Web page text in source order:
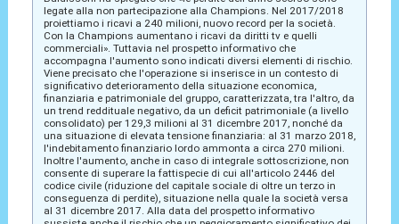
legate alla non partecipazione alla Champions. Nel 2017/2018
proiettiamo i ricavi a 240 milioni, nuovo record per la società.
Con la Champions aumentano i ricavi da diritti tv e quelli
commerciali». Tuttavia nel prospetto informativo che
accompagna l'aumento sono indicati diversi elementi di rischio.
Viene precisato che l'operazione si inserisce in un contesto di
significativo deterioramento della situazione economica,
finanziaria e patrimoniale del gruppo, caratterizzata, tra l'altro, da
un trend reddituale negativo, da un deficit patrimoniale (a livello
consolidato) per 129,3 milioni al 31 dicembre 2017, nonché da
una situazione di elevata tensione finanziaria: al 31 marzo 2018,
l'indebitamento finanziario lordo ammonta a circa 270 milioni.
Inoltre l'aumento, anche in caso di integrale sottoscrizione, non
consente di superare la fattispecie di cui all'articolo 2446 del
codice civile (riduzione del capitale sociale di oltre un terzo in
conseguenza di perdite), situazione nella quale la società versa
al 31 dicembre 2017. Alla data del prospetto informativo